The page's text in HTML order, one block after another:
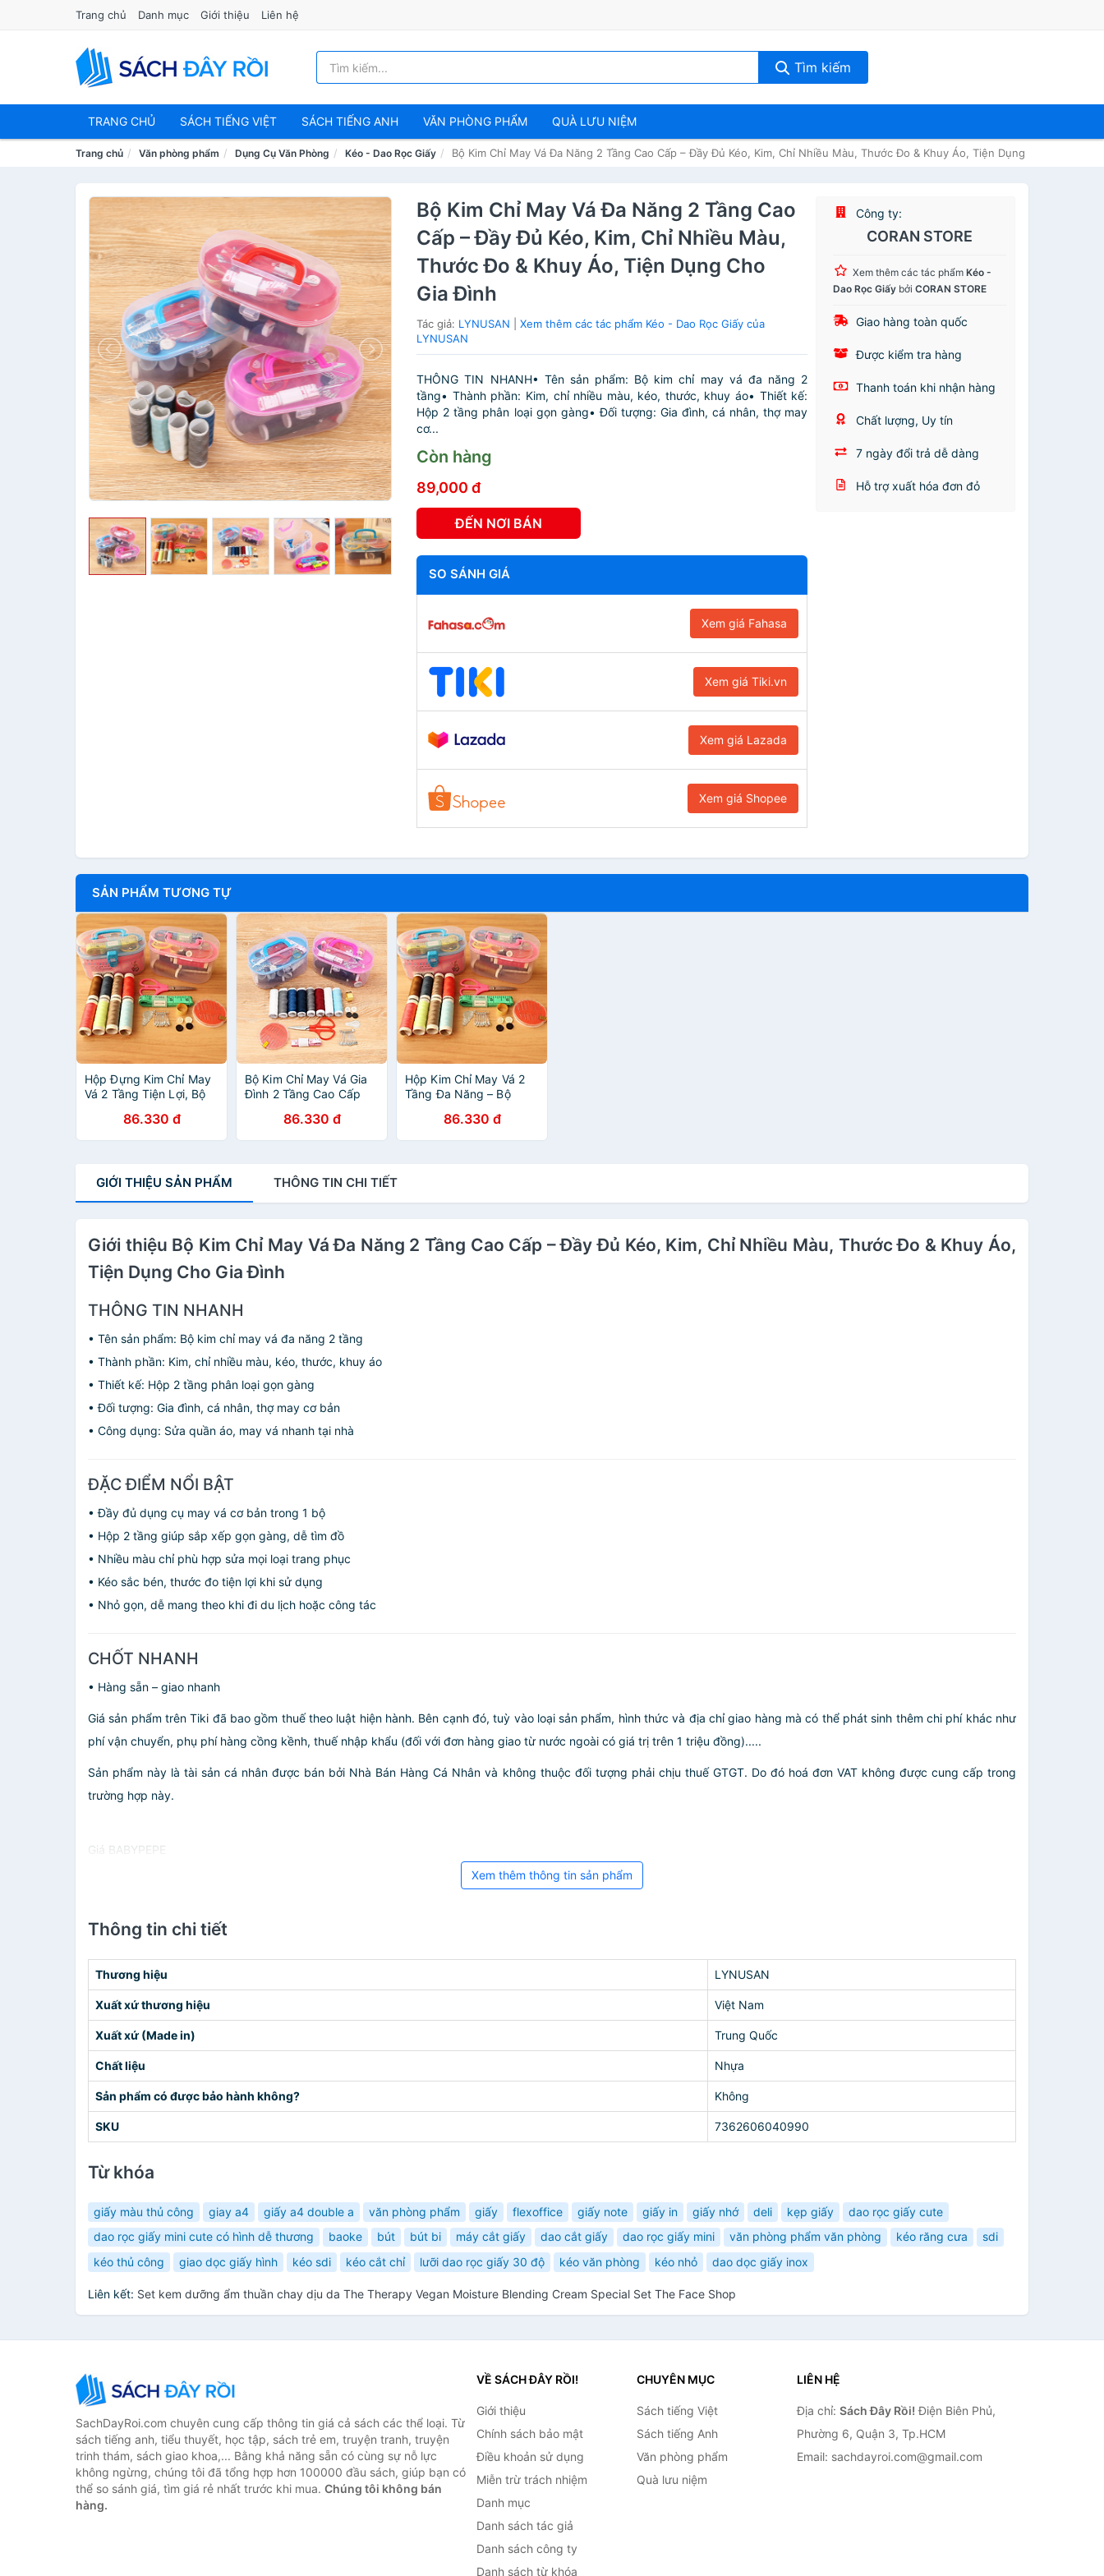
Trang chủ Danh mục Giới thiệu Liên hệ
Tìm kiếm
TRANG CHỦ SÁCH TIẾNG VIỆT SÁCH TIẾNG ANH VĂN PHÒNG PHẨM QUÀ LƯU NIỆM
Trang chủ Văn phòng phẩm Dụng Cụ Văn Phòng Kéo - Dao Rọc Giấy Bộ Kim Chỉ May Vá Đa Năng 2 Tầng Cao Cấp – Đầy Đủ Kéo, Kim, Chỉ Nhiều Màu, Thước Đo & Khuy Áo, Tiện Dụng Cho Gia Đình
Bộ Kim Chỉ May Vá Đa Năng 2 Tầng Cao
Cấp – Đầy Đủ Kéo, Kim, Chỉ Nhiều Màu,
Thước Đo & Khuy Áo, Tiện Dụng Cho
Gia Đình
Tác giả: LYNUSAN |Xem thêm các tác phẩm Kéo - Dao Rọc Giấy của
LYNUSAN
THÔNG TIN NHANH• Tên sản phẩm: Bộ kim chỉ may vá đa năng 2
tầng• Thành phần: Kim, chỉ nhiều màu, kéo, thước, khuy áo• Thiết kế:
Hộp 2 tầng phân loại gọn gàng• Đối tượng: Gia đình, cá nhân, thợ may
cơ...
Còn hàng
89,000 đ
ĐẾN NƠI BÁN
SO SÁNH GIÁ
Xem giá Fahasa
Xem giá Tiki.vn
Xem giá Lazada
Xem giá Shopee
Công ty:
CORAN STORE
Xem thêm các tác phẩmKéo -
Dao Rọc Giấy bởiCORAN STORE
Giao hàng toàn quốc
Được kiểm tra hàng
Thanh toán khi nhận hàng
Chất lượng, Uy tín
7 ngày đổi trả dễ dàng
Hỗ trợ xuất hóa đơn đỏ
SẢN PHẨM TƯƠNG TỰ
Hộp Đựng Kim Chỉ May
Vá 2 Tầng Tiện Lợi, Bộ
Năng Có Kéo, Chỉ, Kim,
Thước Dây, Xỏ Kim
86.330 đ
Bộ Kim Chỉ May Vá Gia
Đình 2 Tầng Cao Cấp
Kéo, Kim, Chỉ Màu,
Khuy, Thước Dây
86.330 đ
Hộp Kim Chỉ May Vá 2
Tầng Đa Năng – Bộ
Đình Đầy Đủ, Sửa Quần
Áo Tiện Lợi
86.330 đ
GIỚI THIỆU SẢN PHẨM THÔNG TIN CHI TIẾT
Giới thiệu Bộ Kim Chỉ May Vá Đa Năng 2 Tầng Cao Cấp – Đầy Đủ Kéo, Kim, Chỉ Nhiều Màu, Thước Đo & Khuy Áo,
Tiện Dụng Cho Gia Đình
THÔNG TIN NHANH
• Tên sản phẩm: Bộ kim chỉ may vá đa năng 2 tầng
• Thành phần: Kim, chỉ nhiều màu, kéo, thước, khuy áo
• Thiết kế: Hộp 2 tầng phân loại gọn gàng
• Đối tượng: Gia đình, cá nhân, thợ may cơ bản
• Công dụng: Sửa quần áo, may vá nhanh tại nhà
ĐẶC ĐIỂM NỔI BẬT
• Đầy đủ dụng cụ may vá cơ bản trong 1 bộ
• Hộp 2 tầng giúp sắp xếp gọn gàng, dễ tìm đồ
• Nhiều màu chỉ phù hợp sửa mọi loại trang phục
• Kéo sắc bén, thước đo tiện lợi khi sử dụng
• Nhỏ gọn, dễ mang theo khi đi du lịch hoặc công tác
CHỐT NHANH
• Hàng sẵn – giao nhanh
Giá sản phẩm trên Tiki đã bao gồm thuế theo luật hiện hành. Bên cạnh đó, tuỳ vào loại sản phẩm, hình thức và địa chỉ giao hàng mà có thể phát sinh thêm chi phí khác như
phí vận chuyển, phụ phí hàng cồng kềnh, thuế nhập khẩu (đối với đơn hàng giao từ nước ngoài có giá trị trên 1 triệu đồng).....
Sản phẩm này là tài sản cá nhân được bán bởi Nhà Bán Hàng Cá Nhân và không thuộc đối tượng phải chịu thuế GTGT. Do đó hoá đơn VAT không được cung cấp trong
trường hợp này.
Giá BABYPEPE
Xem thêm thông tin sản phẩm
Thông tin chi tiết
Thương hiệu LYNUSAN
Xuất xứ thương hiệu Việt Nam
Xuất xứ (Made in) Trung Quốc
Chất liệu Nhựa
Sản phẩm có được bảo hành không? Không
SKU 7362606040990
Từ khóa
giấy màu thủ công giay a4 giấy a4 double a văn phòng phẩm giấy flexoffice giấy note giấy in giấy nhớ deli kẹp giấy
dao rọc giấy cute
dao rọc giấy mini cute có hình dễ thương
baoke bút bút bi máy cắt giấy dao cắt giấy dao rọc giấy mini văn phòng phẩm văn phòng kéo răng cưa
sdi
kéo thủ công
giao dọc giấy hình kéo sdi kéo cắt chỉ lưỡi dao rọc giấy 30 độ kéo văn phòng kéo nhỏ dao dọc giấy inox
Liên kết: Set kem dưỡng ẩm thuần chay dịu da The Therapy Vegan Moisture Blending Cream Special Set The Face Shop
SachDayRoi.com chuyên cung cấp thông tin giá cả sách các thể loại. Từ
sách tiếng anh, tiểu thuyết, học tập, sách trẻ em, truyện tranh, truyện
trinh thám, sách giao khoa,... Bằng khả năng sẵn có cùng sự nỗ lực
không ngừng, chúng tôi đã tổng hợp hơn 100000 đầu sách, giúp bạn có
thể so sánh giá, tìm giá rẻ nhất trước khi mua. Chúng tôi không bán
hàng.
VỀ SÁCH ĐÂY RỒI!
Giới thiệu
Chính sách bảo mật
Điều khoản sử dụng
Miễn trừ trách nhiệm
Danh mục
Danh sách tác giả
Danh sách công ty
Danh sách từ khóa
CHUYÊN MỤC
Sách tiếng Việt
Sách tiếng Anh
Văn phòng phẩm
Quà lưu niệm
LIÊN HỆ
Địa chỉ: Sách Đây Rồi! Điện Biên Phủ,
Phường 6, Quận 3, Tp.HCM
Email: sachdayroi.com@gmail.com